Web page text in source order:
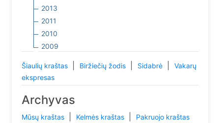
2013
2011
2010
2009
Šiaulių kraštas Biržiečių žodis Sidabrė
Vakarų
ekspresas
Archyvas
Mūsų kraštas Kelmės kraštas Pakruojo kraštas